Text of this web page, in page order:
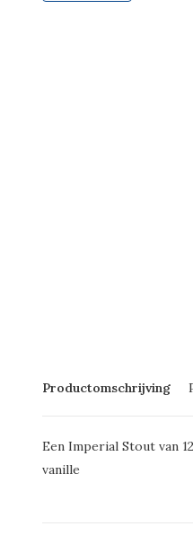
Productomschrijving
Een Imperial Stout van
vanille